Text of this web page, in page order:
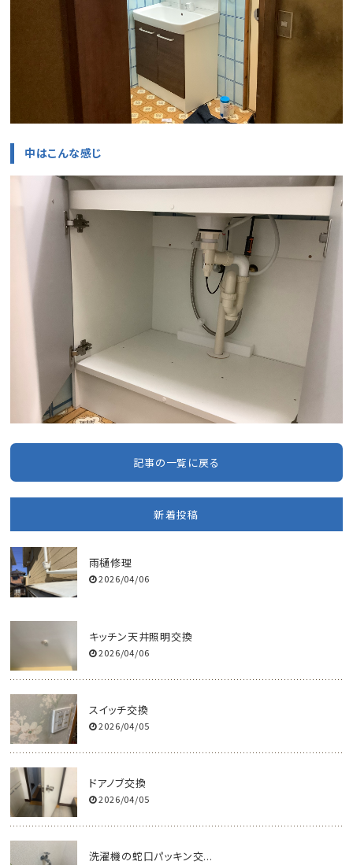
中はこんな感じ
記事の一覧に戻る
新着投稿
雨樋修理
2026/04/06
キッチン天井照明交換
2026/04/06
スイッチ交換
2026/04/05
ドアノブ交換
2026/04/05
洗濯機の蛇口パッキン交...